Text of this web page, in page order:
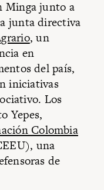
Minga junto a
junta directiva
, un
en
del país,
iniciativas
Los
Yepes,
Colombia
una
de